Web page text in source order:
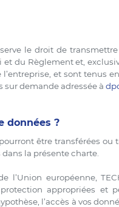
le droit de
du Règlement et,
et sont tenus
demande adressée à
données ?
être transférées
la présente charte.
européenne,
appropriées et
l’accès à vos